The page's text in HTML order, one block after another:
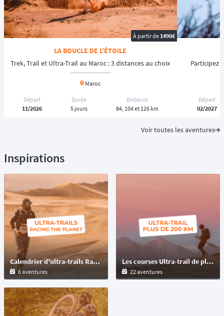
À partir de1490€
LA BOUCLE DE L'ÉTOILE
Trek, Trail et Ultra-Trail au Maroc : 3 distances au choix
Maroc
Départ
11/2026
Durée
5 jours
Distance
84, 104 et 126 km
Participez
Départ
02/2027
Voir toutes les aventures
Inspirations
Calendrier d'ultra-trails Racing The Planet aux 4 coins du monde : Namibie, Mongolie, Chili, Antarctique
6 aventures
Les courses Ultra-trail de plus de 200km à travers le monde en semi-autonomie et autosuffisance !
22 aventures